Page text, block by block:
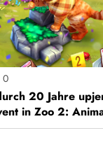
0
20 Jahre
in Zoo 2: